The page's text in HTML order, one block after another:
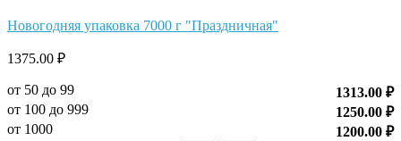
Новогодняя упаковка 7000 г "Праздничная"
1375.00 ₽
от 50 до 99
1313.00 ₽
от 100 до 999
1250.00 ₽
от 1000
1200.00 ₽